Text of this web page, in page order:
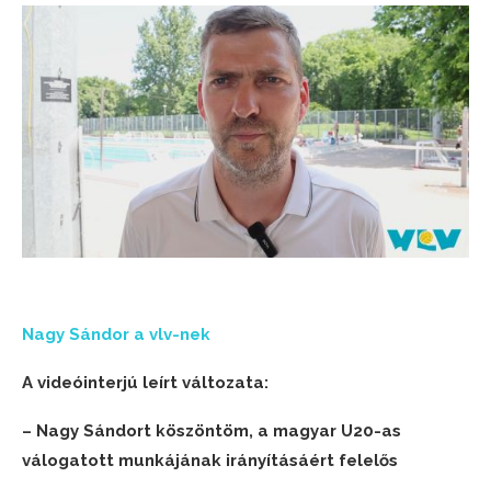
Nagy Sándor a vlv-nek
A videóinterjú leírt változata:
– Nagy Sándort köszöntöm, a magyar U20-as
válogatott munkájának irányításáért felelős